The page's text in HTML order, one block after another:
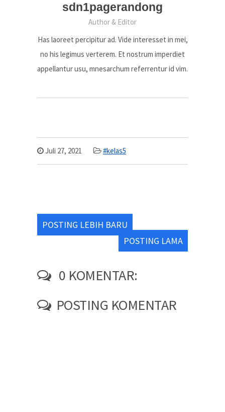
sdn1pagerandong
Author & Editor
Has laoreet percipitur ad. Vide interesset in mei,
no his legimus verterem. Et nostrum imperdiet
appellantur usu, mnesarchum referrentur id vim.
Juli 27, 2021 #kelas5
POSTING LEBIH BARU
POSTING LAMA
0 KOMENTAR:
POSTING KOMENTAR